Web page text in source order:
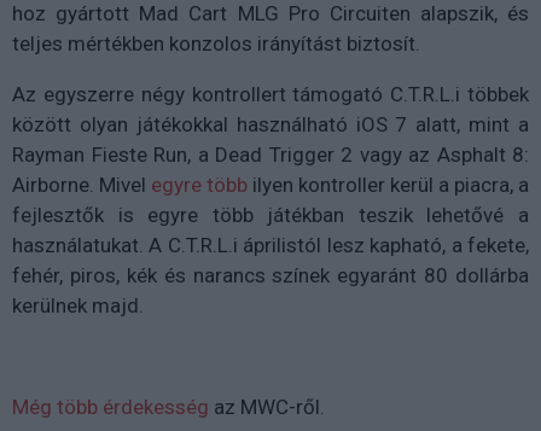
hoz gyártott Mad Cart MLG Pro Circuiten alapszik, és
teljes mértékben konzolos irányítást biztosít.
Az egyszerre négy kontrollert támogató C.T.R.L.i többek
között olyan játékokkal használható iOS 7 alatt, mint a
Rayman Fieste Run, a Dead Trigger 2 vagy az Asphalt 8:
Airborne. Mivel egyre több ilyen kontroller kerül a piacra, a
fejlesztők is egyre több játékban teszik lehetővé a
használatukat. A C.T.R.L.i áprilistól lesz kapható, a fekete,
fehér, piros, kék és narancs színek egyaránt 80 dollárba
kerülnek majd.
Még több érdekesség az MWC-ről.